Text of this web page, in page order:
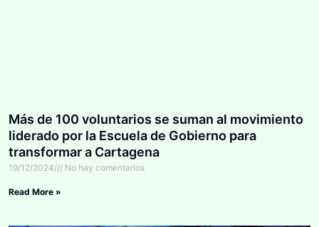
Más de 100 voluntarios se suman al movimiento
liderado por la Escuela de Gobierno para
transformar a Cartagena
19/12/2024 No hay comentarios
Read More »